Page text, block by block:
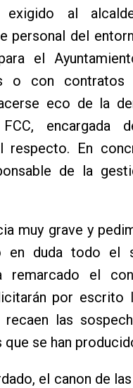
exigido al
personal del
el
o con
eco de la
encargada
respecto. En
de la
muy grave y
en duda todo el
remarcado el
por escrito
las
se han
el canon de